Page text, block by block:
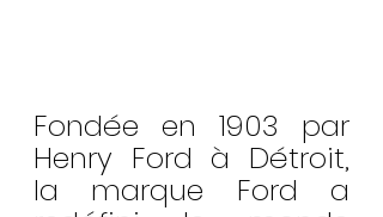
Fondée en 1903 par
Henry Ford à Détroit,
la marque Ford a